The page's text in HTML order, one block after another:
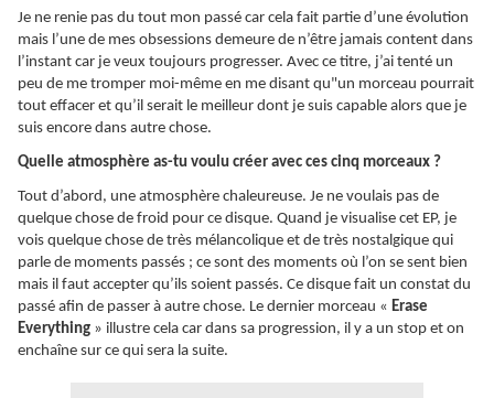
Je ne renie pas du tout mon passé car cela fait partie d’une évolution
mais l’une de mes obsessions demeure de n’être jamais content dans
l’instant car je veux toujours progresser. Avec ce titre, j’ai tenté un
peu de me tromper moi-même en me disant qu"un morceau pourrait
tout effacer et qu’il serait le meilleur dont je suis capable alors que je
suis encore dans autre chose.
Quelle atmosphère as-tu voulu créer avec ces cinq morceaux ?
Tout d’abord, une atmosphère chaleureuse. Je ne voulais pas de
quelque chose de froid pour ce disque. Quand je visualise cet EP, je
vois quelque chose de très mélancolique et de très nostalgique qui
parle de moments passés ; ce sont des moments où l’on se sent bien
mais il faut accepter qu’ils soient passés. Ce disque fait un constat du
passé afin de passer à autre chose. Le dernier morceau « Erase
Everything » illustre cela car dans sa progression, il y a un stop et on
enchaîne sur ce qui sera la suite.